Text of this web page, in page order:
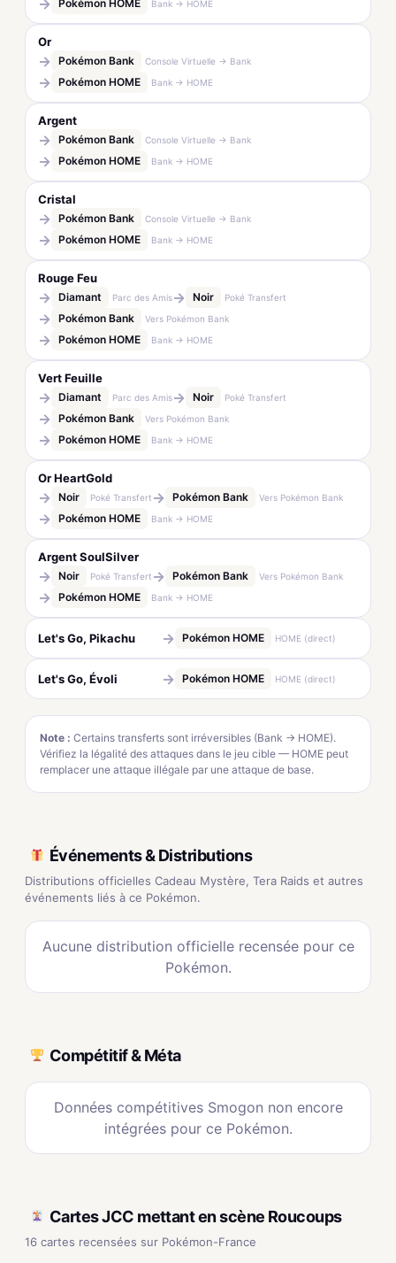
→ Pokémon HOME Bank → HOME
Or
→ Pokémon Bank Console Virtuelle → Bank
→ Pokémon HOME Bank → HOME
Argent
→ Pokémon Bank Console Virtuelle → Bank
→ Pokémon HOME Bank → HOME
Cristal
→ Pokémon Bank Console Virtuelle → Bank
→ Pokémon HOME Bank → HOME
Rouge Feu
→ Diamant Parc des Amis→ Noir Poké Transfert
→ Pokémon Bank Vers Pokémon Bank
→ Pokémon HOME Bank → HOME
Vert Feuille
→ Diamant Parc des Amis→ Noir Poké Transfert
→ Pokémon Bank Vers Pokémon Bank
→ Pokémon HOME Bank → HOME
Or HeartGold
→ Noir Poké Transfert → Pokémon Bank Vers Pokémon Bank
→ Pokémon HOME Bank → HOME
Argent SoulSilver
→ Noir Poké Transfert → Pokémon Bank Vers Pokémon Bank
→ Pokémon HOME Bank → HOME
Let's Go, Pikachu → Pokémon HOME HOME (direct)
Let's Go, Évoli → Pokémon HOME HOME (direct)
Note : Certains transferts sont irréversibles (Bank → HOME).
Vérifiez la légalité des attaques dans le jeu cible — HOME peut
remplacer une attaque illégale par une attaque de base.
Événements & Distributions
Distributions officielles Cadeau Mystère, Tera Raids et autres
événements liés à ce Pokémon.
Aucune distribution officielle recensée pour ce
Pokémon.
Compétitif & Méta
Données compétitives Smogon non encore
intégrées pour ce Pokémon.
Cartes JCC mettant en scène Roucoups
16 cartes recensées sur Pokémon-France